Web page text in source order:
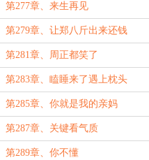
第277章、来生再见
第279章、让郑八斤出来还钱
第281章、周正都笑了
第283章、瞌睡来了遇上枕头
第285章、你就是我的亲妈
第287章、关键看气质
第289章、你不懂